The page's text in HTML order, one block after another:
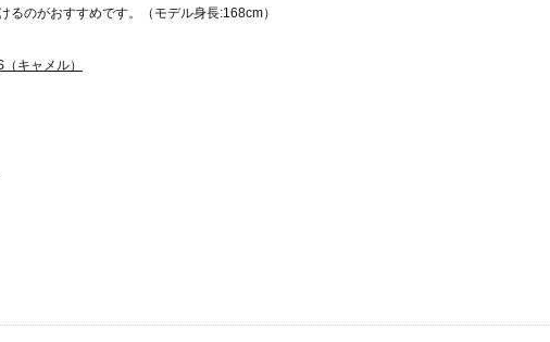
るのがおすすめです。（モデル身長:168cm）
キャメル）